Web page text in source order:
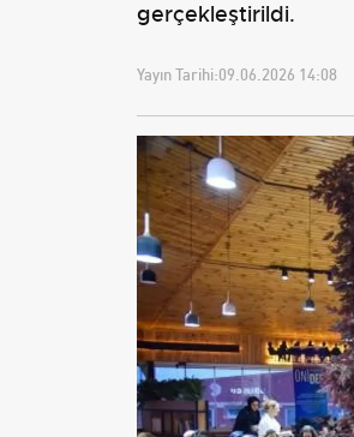
gerçekleştirildi.
Yayın Tarihi:09.06.2026 14:08